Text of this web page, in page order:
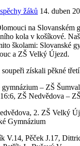
žáků 14. duben
na Slovanském
kola v košíkové.
školami: Slovanské
a ZŠ Velký Újezd.
získali pěkné
gymnázium – ZŠ
ZŠ Nedvědova –
2. ZŠ Velký
Gymnázium
V.14, Pěček J.17,